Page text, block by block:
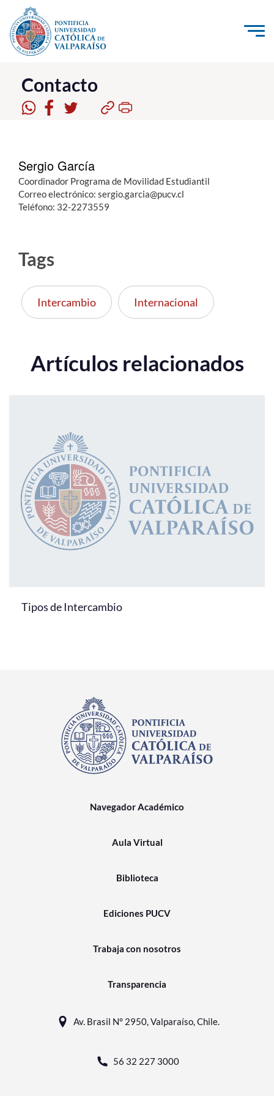
Click acá para ir directamente al contenido
La Universidad
Investigación, Creación e Innovación
Admisión
Formación Continua
Estudiantes
Funcionarios
Contacto
Sergio García
Coordinador Programa de Movilidad Estudiantil
Correo electrónico: sergio.garcia@pucv.cl
Teléfono: 32-2273559
Tags
Intercambio Internacional
Artículos relacionados
Tipos de Intercambio
Navegador Académico
Aula Virtual
Biblioteca
Ediciones PUCV
Trabaja con nosotros
Transparencia
Av. Brasil N° 2950, Valparaíso, Chile.
56 32 227 3000